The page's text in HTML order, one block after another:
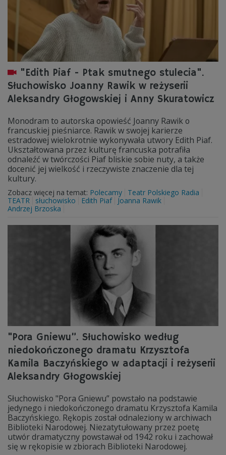
"Edith Piaf - Ptak smutnego stulecia".
Słuchowisko Joanny Rawik w reżyserii
Aleksandry Głogowskiej i Anny Skuratowicz
Monodram to autorska opowieść Joanny Rawik o
francuskiej pieśniarce. Rawik w swojej karierze
estradowej wielokrotnie wykonywała utwory Edith Piaf.
Ukształtowana przez kulturę francuska potrafiła
odnaleźć w twórczości Piaf bliskie sobie nuty, a także
docenić jej wielkość i rzeczywiste znaczenie dla tej
kultury.
Zobacz więcej na temat: Polecamy
Teatr Polskiego Radia
TEATR
słuchowisko Edith Piaf
Joanna Rawik
Andrzej Brzoska
"Pora Gniewu”. Słuchowisko według
niedokończonego dramatu Krzysztofa
Kamila Baczyńskiego w adaptacji i reżyserii
Aleksandry Głogowskiej
Słuchowisko "Pora Gniewu” powstało na podstawie
jedynego i niedokończonego dramatu Krzysztofa Kamila
Baczyńskiego. Rękopis został odnaleziony w archiwach
Biblioteki Narodowej. Niezatytułowany przez poetę
utwór dramatyczny powstawał od 1942 roku i zachował
się w rękopisie w zbiorach Biblioteki Narodowej.